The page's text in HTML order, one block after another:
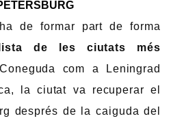
de formar part de forma
llista de les ciutats més
com a Leningrad
la ciutat va recuperar el
després de la caiguda del